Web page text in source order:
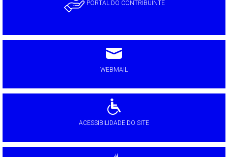
PORTAL DO CONTRIBUINTE
WEBMAIL
ACESSIBILIDADE DO SITE